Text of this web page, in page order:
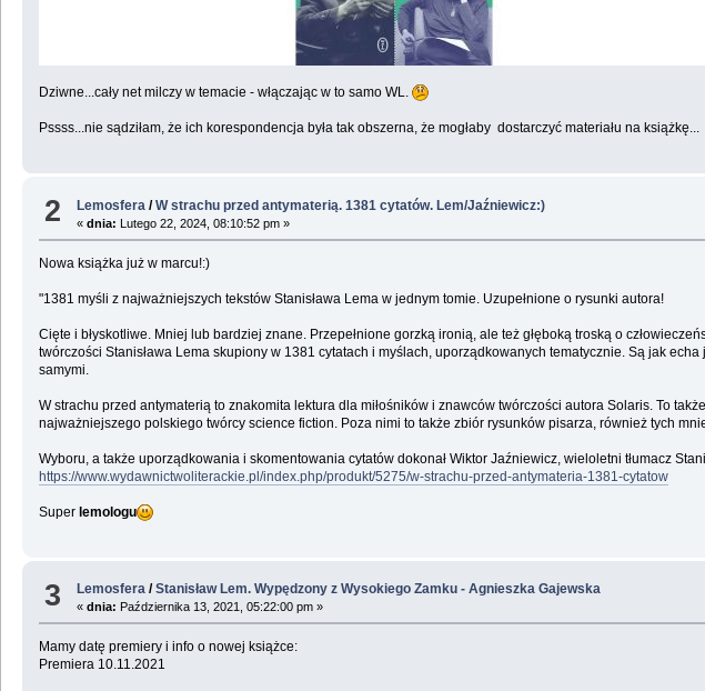
Dziwne...cały net milczy w temacie - włączając w to samo WL.
Pssss...nie sądziłam, że ich korespondencja była tak obszerna, że mogłaby dostarczyć materiału na książkę...
2 Lemosfera /W strachu przed antymaterią. 1381 cytatów. Lem/Jaźniewicz:)
«dnia: Lutego 22, 2024, 08:10:52 pm »
Nowa książka już w marcu!:)
"1381 myśli z najważniejszych tekstów Stanisława Lema w jednym tomie. Uzupełnione o rysunki autora!
Cięte i błyskotliwe. Mniej lub bardziej znane. Przepełnione gorzką ironią, ale też głęboką troską o
twórczości Stanisława Lema skupiony w 1381 cytatach i myślach, uporządkowanych tematycznie. Są jak
samymi.
W strachu przed antymaterią to znakomita lektura dla miłośników i znawców twórczości autora Solaris. To
najważniejszego polskiego twórcy science fiction. Poza nimi to także zbiór rysunków pisarza, również tych
Wyboru, a także uporządkowania i skomentowania cytatów dokonał Wiktor Jaźniewicz, wieloletni tłumacz
https://www.wydawnictwoliterackie.pl/index.php/produkt/5275/w-strachu-przed-antymateria-1381-cytatow
Superlemologu
3 Lemosfera /Stanisław Lem. Wypędzony z Wysokiego Zamku - Agnieszka Gajewska
«dnia: Października 13, 2021, 05:22:00 pm »
Mamy datę premiery i info o nowej książce:
Premiera 10.11.2021